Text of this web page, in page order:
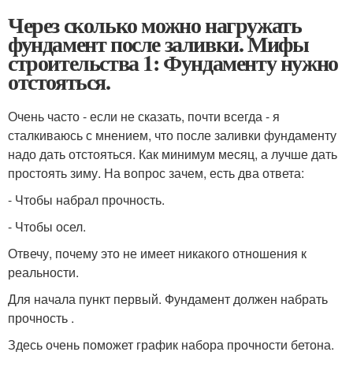
Через сколько можно нагружать
фундамент после заливки. Мифы
строительства 1: Фундаменту нужно
отстояться.
Очень часто - если не сказать, почти всегда - я
сталкиваюсь с мнением, что после заливки фундаменту
надо дать отстояться. Как минимум месяц, а лучше дать
простоять зиму. На вопрос зачем, есть два ответа:
- Чтобы набрал прочность.
- Чтобы осел.
Отвечу, почему это не имеет никакого отношения к
реальности.
Для начала пункт первый. Фундамент должен набрать
прочность .
Здесь очень поможет график набора прочности бетона.